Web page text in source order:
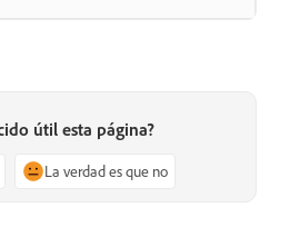
útil esta página?
La verdad es que no